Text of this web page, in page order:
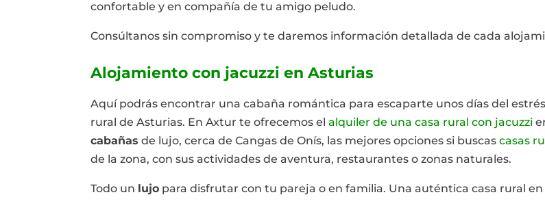
confortable y en compañía de tu amigo peludo.
Consúltanos sin compromiso y te daremos información detallada de cada
Alojamiento con jacuzzi en Asturias
Aquí podrás encontrar una cabaña romántica para escaparte unos días del
rural de Asturias. En Axtur te ofrecemos el alquiler de una casa rural con jacuzzi
cabañas de lujo, cerca de Cangas de Onís, las mejores opciones si buscas casas
de la zona, con sus actividades de aventura, restaurantes o zonas naturales.
Todo un lujo para disfrutar con tu pareja o en familia. Una auténtica casa rural en